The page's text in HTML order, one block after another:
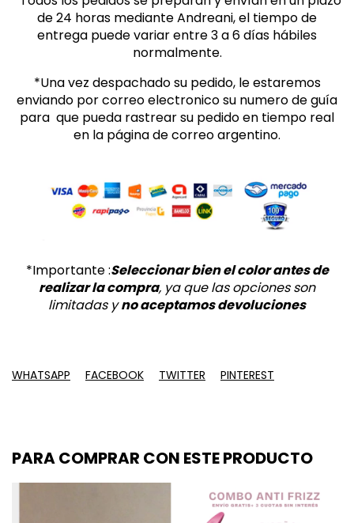
de 24 horas mediante Andreani, el tiempo de
entrega puede variar entre 3 a 6 días hábiles
normalmente.
*Una vez despachado su pedido, le estaremos
enviando por correo electronico su numero de guía
para que pueda rastrear su pedido en tiempo real
en la página de correo argentino.
*Importante :Seleccionar bien el color antes de
realizar la compra, ya que las opciones son
limitadas yno aceptamos devoluciones
WHATSAPP FACEBOOK TWITTER PINTEREST
PARA COMPRAR CON ESTE PRODUCTO